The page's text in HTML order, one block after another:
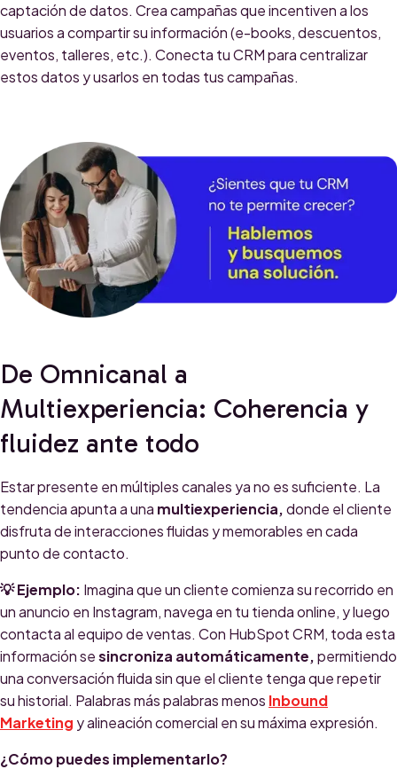
captación de datos. Crea campañas que incentiven a los
usuarios a compartir su información (e-books, descuentos,
eventos, talleres, etc.). Conecta tu CRM para centralizar
estos datos y usarlos en todas tus campañas.
De Omnicanal a
Multiexperiencia: Coherencia y
fluidez ante todo
Estar presente en múltiples canales ya no es suficiente. La
tendencia apunta a una multiexperiencia,donde el cliente
disfruta de interacciones fluidas y memorables en cada
punto de contacto.
💡 Ejemplo: Imagina que un cliente comienza su recorrido en
un anuncio en Instagram, navega en tu tienda online, y luego
contacta al equipo de ventas. Con HubSpot CRM, toda esta
información sesincroniza automáticamente,permitiendo
una conversación fluida sin que el cliente tenga que repetir
su historial. Palabras más palabras menos Inbound
Marketing y alineación comercial en su máxima expresión.
¿Cómo puedes implementarlo?